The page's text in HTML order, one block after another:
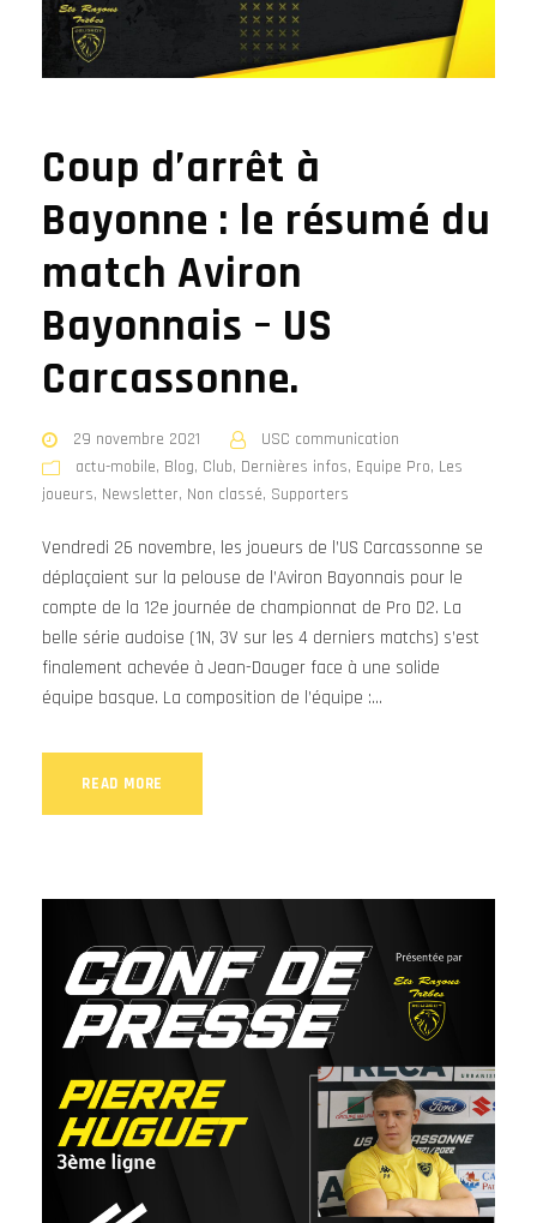
Coup d’arrêt à
Bayonne : le résumé du
match Aviron
Bayonnais – US
Carcassonne.
29 novembre 2021
USC communication
actu-mobile, Blog, Club, Dernières infos, Equipe Pro, Les
joueurs, Newsletter, Non classé, Supporters
Vendredi 26 novembre, les joueurs de l’US Carcassonne se
déplaçaient sur la pelouse de l’Aviron Bayonnais pour le
compte de la 12e journée de championnat de Pro D2. La
belle série audoise (1N, 3V sur les 4 derniers matchs) s’est
finalement achevée à Jean-Dauger face à une solide
équipe basque. La composition de l’équipe :...
READ MORE